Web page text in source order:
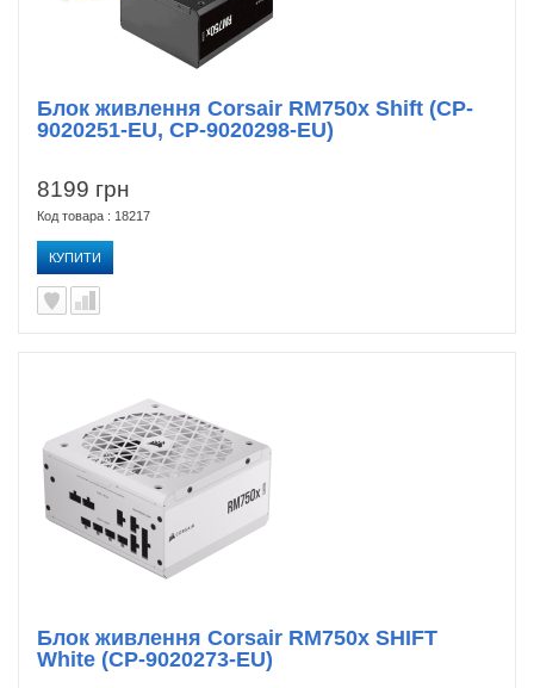
8199 грн
Код товара : 18217
КУПИТИ
Блок живлення Corsair RM750x Shift (CP-
9020251-EU, CP-9020298-EU)
Блок живлення Corsair RM750x SHIFT
White (CP-9020273-EU)